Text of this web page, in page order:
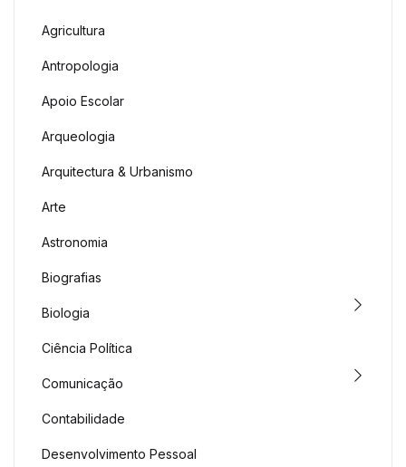
Agricultura
Antropologia
Apoio Escolar
Arqueologia
Arquitectura & Urbanismo
Arte
Astronomia
Biografias
Biologia
Ciência Política
Comunicação
Contabilidade
Desenvolvimento Pessoal